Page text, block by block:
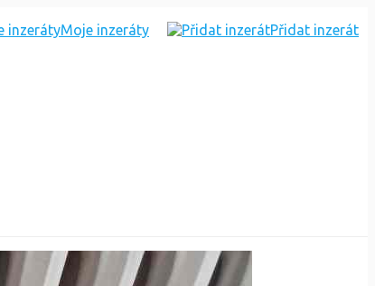
Moje inzeráty Přidat inzerát